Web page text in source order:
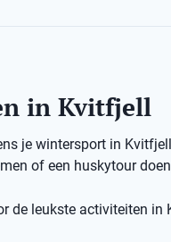
in Kvitfjell
je wintersport in
of een huskytour
de leukste activiteiten in